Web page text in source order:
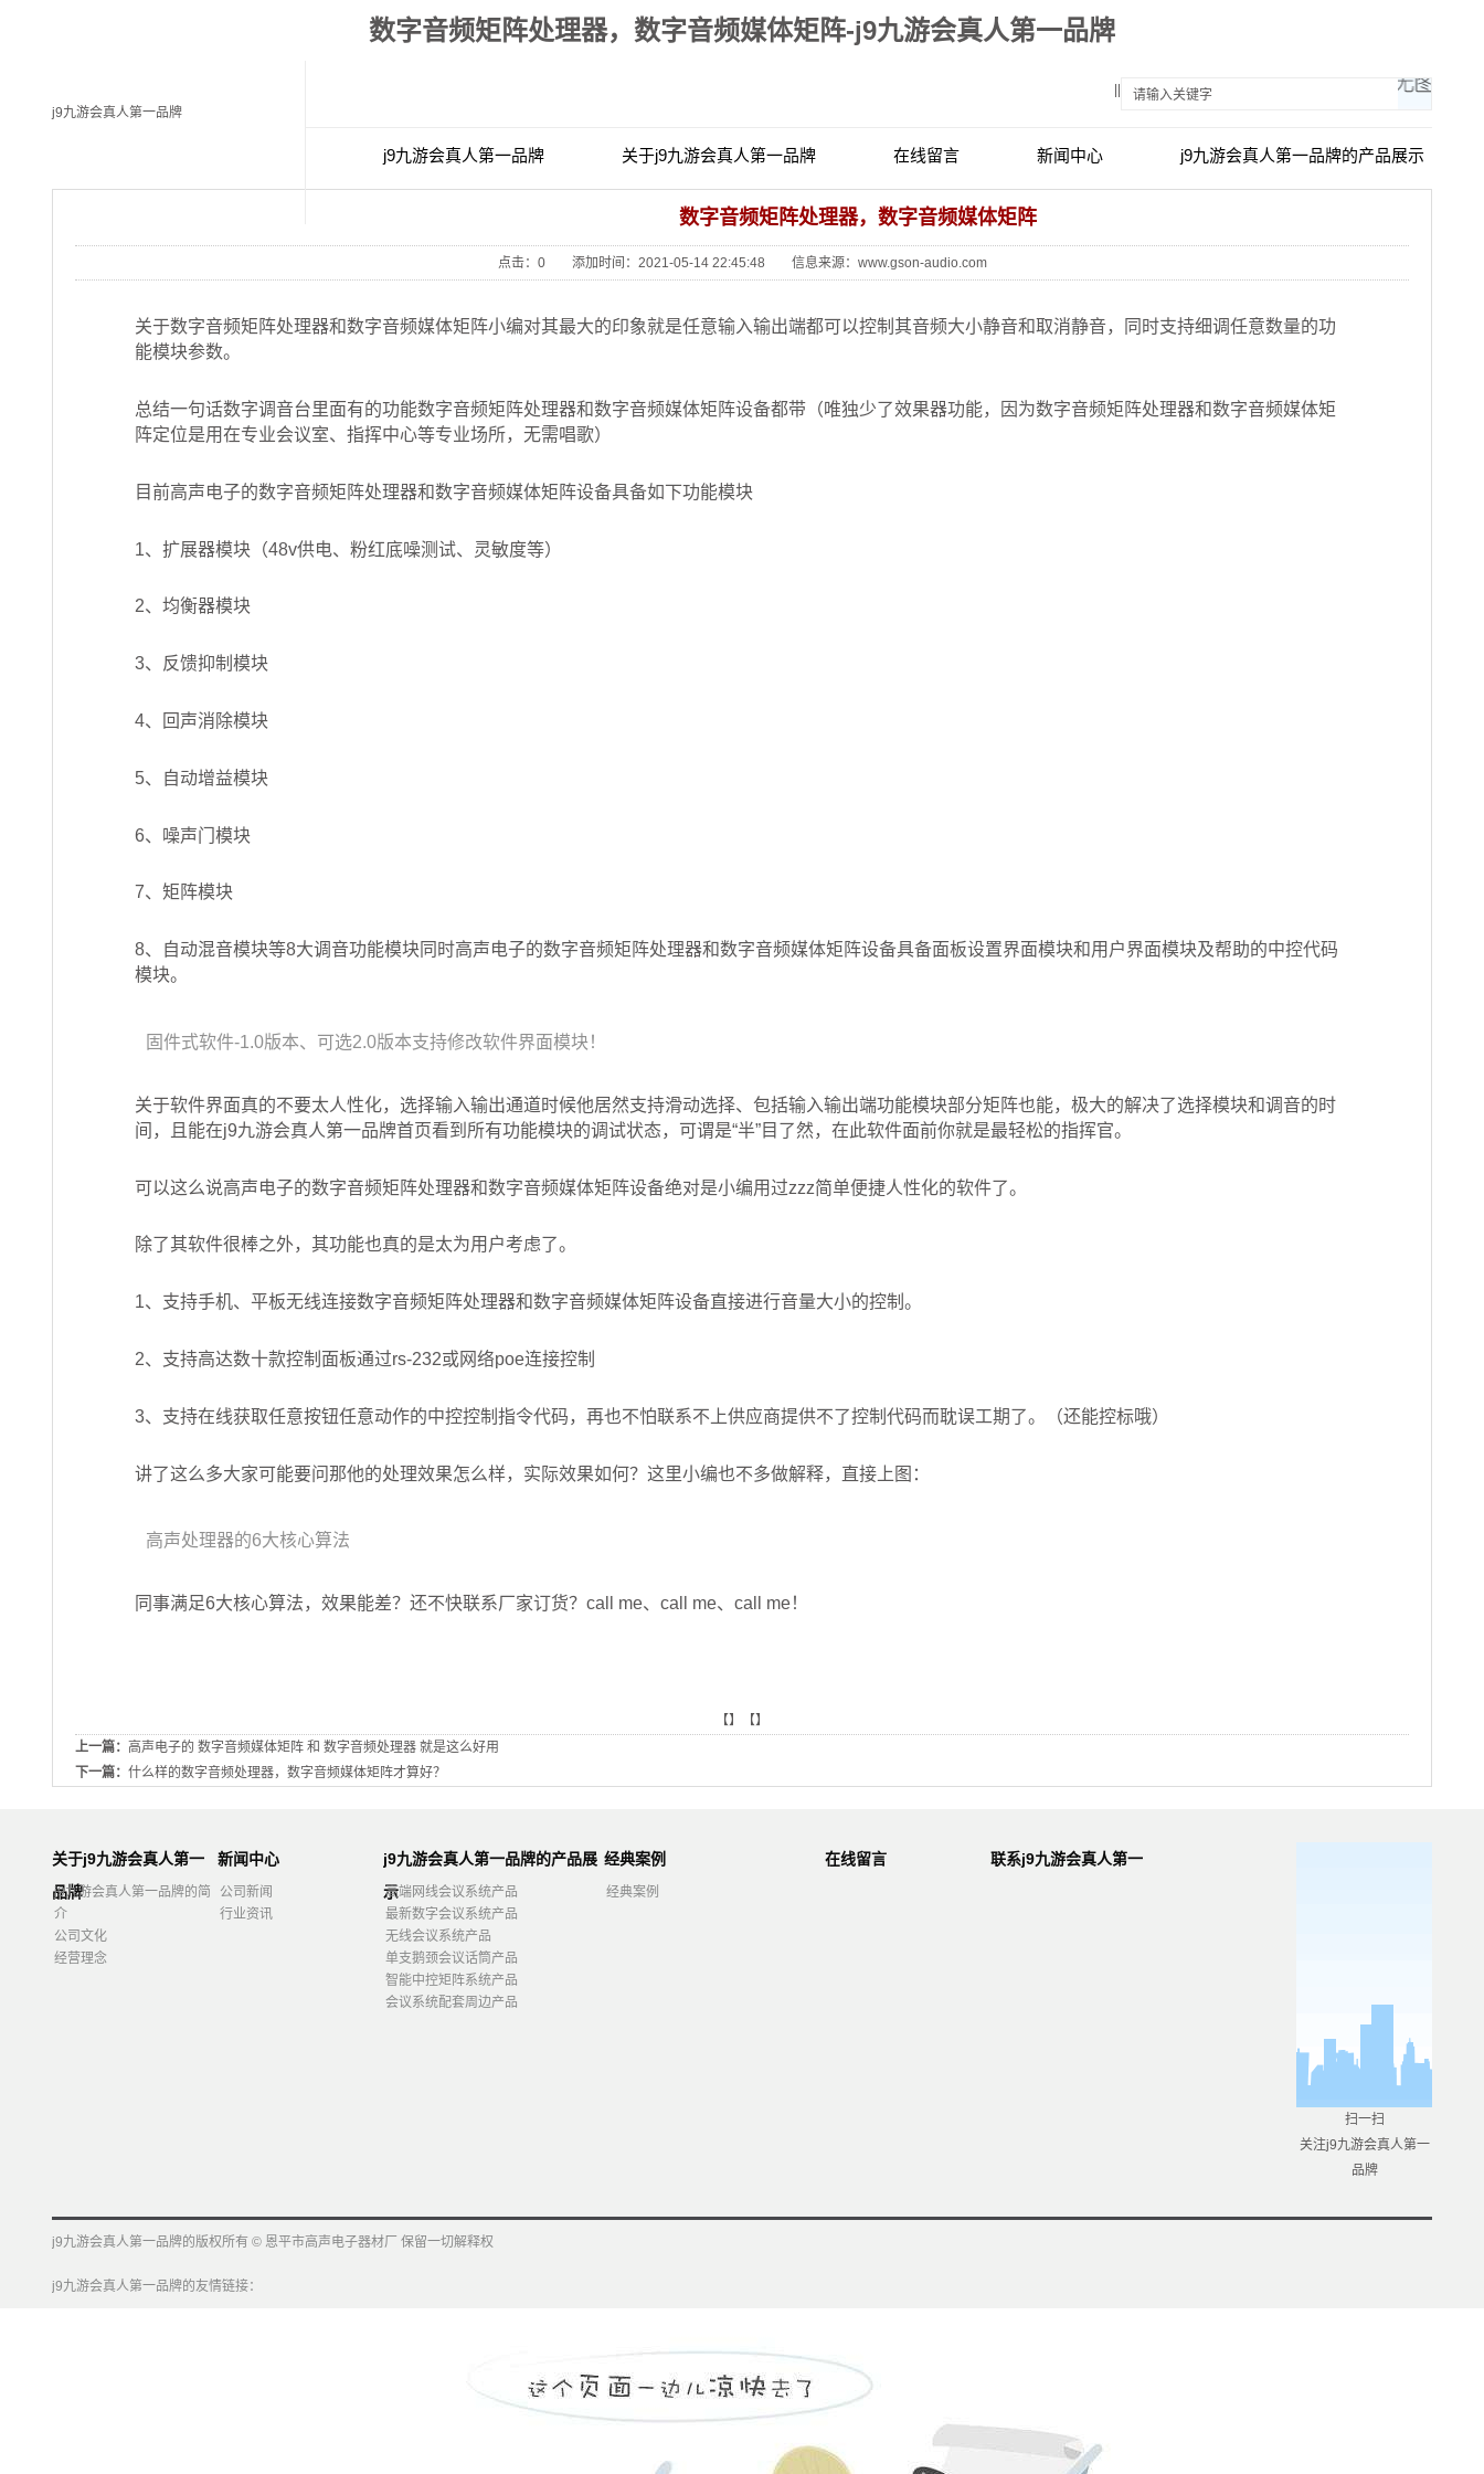
数字音频矩阵处理器，数字音频媒体矩阵-j9九游会真人第一品牌
j9九游会真人第一品牌
j9九游会真人第一品牌 关于j9九游会真人第一品牌 在线留言 新闻中心 j9九游会真人第一品牌的产品展示
联系j9九游会真人第一品牌数字音频矩阵处理器，数字音频媒体矩阵
点击： 0添加时间：2021-05-14 22:45:48 信息来源：www.gson-audio.com
关于数字音频矩阵处理器和数字音频媒体矩阵小编对其最大的印象就是任意输入输出端都可以控制其音频大小静音和取消静音，同时支持细调任意数量的功
能模块参数。
总结一句话数字调音台里面有的功能数字音频矩阵处理器和数字音频媒体矩阵设备都带（唯独少了效果器功能，因为数字音频矩阵处理器和数字音频媒体矩
阵定位是用在专业会议室、指挥中心等专业场所，无需唱歌）
目前高声电子的数字音频矩阵处理器和数字音频媒体矩阵设备具备如下功能模块
1、扩展器模块（48v供电、粉红底噪测试、灵敏度等）
2、均衡器模块
3、反馈抑制模块
4、回声消除模块
5、自动增益模块
6、噪声门模块
7、矩阵模块
8、自动混音模块等8大调音功能模块同时高声电子的数字音频矩阵处理器和数字音频媒体矩阵设备具备面板设置界面模块和用户界面模块及帮助的中控代码
模块。
固件式软件-1.0版本、可选2.0版本支持修改软件界面模块！
关于软件界面真的不要太人性化，选择输入输出通道时候他居然支持滑动选择、包括输入输出端功能模块部分矩阵也能，极大的解决了选择模块和调音的时
间，且能在j9九游会真人第一品牌首页看到所有功能模块的调试状态，可谓是“半”目了然，在此软件面前你就是最轻松的指挥官。
可以这么说高声电子的数字音频矩阵处理器和数字音频媒体矩阵设备绝对是小编用过zzz简单便捷人性化的软件了。
除了其软件很棒之外，其功能也真的是太为用户考虑了。
1、支持手机、平板无线连接数字音频矩阵处理器和数字音频媒体矩阵设备直接进行音量大小的控制。
2、支持高达数十款控制面板通过rs-232或网络poe连接控制
3、支持在线获取任意按钮任意动作的中控控制指令代码，再也不怕联系不上供应商提供不了控制代码而耽误工期了。（还能控标哦）
讲了这么多大家可能要问那他的处理效果怎么样，实际效果如何？这里小编也不多做解释，直接上图：
高声处理器的6大核心算法
同事满足6大核心算法，效果能差？还不快联系厂家订货？call me、call me、call me！
【】【】
上一篇： 高声电子的 数字音频媒体矩阵 和 数字音频处理器 就是这么好用
下一篇： 什么样的数字音频处理器，数字音频媒体矩阵才算好？
关于j9九游会真人第一
品牌
j9九游会真人第一品牌的简
介
公司文化
经营理念
新闻中心
公司新闻
行业资讯
j9九游会真人第一品牌的产品展
示
高端网线会议系统产品
最新数字会议系统产品
无线会议系统产品
单支鹅颈会议话筒产品
智能中控矩阵系统产品
会议系统配套周边产品
经典案例
经典案例
在线留言
联系j9九游会真人第一
扫一扫
关注j9九游会真人第一
品牌
j9九游会真人第一品牌的版权所有 © 恩平市高声电子器材厂 保留一切解释权
j9九游会真人第一品牌的友情链接：